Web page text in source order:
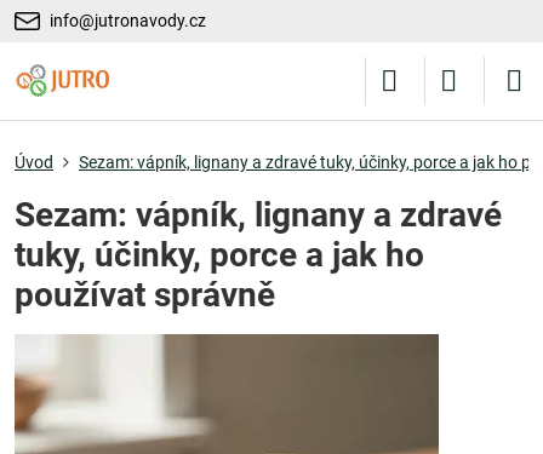
info@jutronavody.cz
Úvod Sezam: vápník, lignany a zdravé tuky, účinky, porce a jak ho
Sezam: vápník, lignany a zdravé
tuky, účinky, porce a jak ho
používat správně